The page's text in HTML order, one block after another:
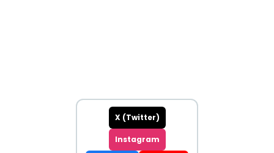
X (Twitter)
Instagram